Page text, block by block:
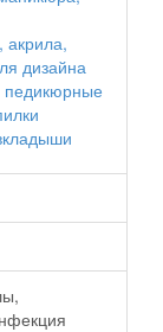
акрила,
дизайна